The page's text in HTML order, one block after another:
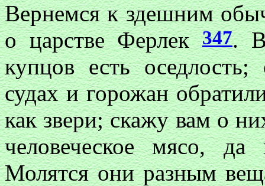
Вернемся к здешним
о царстве Ферлек347. В
купцов есть
судах и горожан
как звери; скажу вам о
человеческое мясо,
Молятся они разным